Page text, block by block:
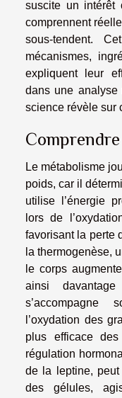
suscite un intérêt
comprennent
sous-tendent.
mécanismes,
expliquent leur
dans une analyse
science révèle sur
Le métabolisme
poids, car il
utilise l’énergie
lors de
favorisant la perte
la thermogenèse,
le corps
ainsi
s’accompagne
l’oxydation des
plus efficace
régulation
de la leptine,
des gélules,